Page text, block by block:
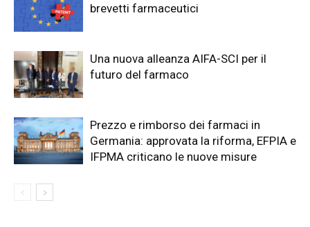
brevetti farmaceutici
Una nuova alleanza AIFA-SCI per il
futuro del farmaco
Prezzo e rimborso dei farmaci in
Germania: approvata la riforma, EFPIA e
IFPMA criticano le nuove misure